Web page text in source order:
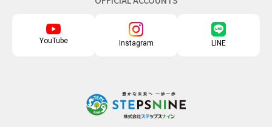
YouTube Instagram LINE